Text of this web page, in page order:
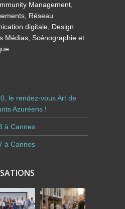
Management,
Réseau
digitale, Design
Médias, Scénographie et
le rendez-vous Art de
Azuréens !
à Cannes
à Cannes